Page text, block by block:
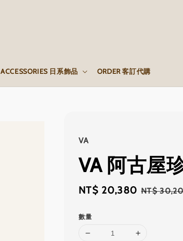
ACCESSORIES 日系飾品 ORDER 客訂代購
VA
VA 阿古屋
Sale
NT$ 20,380 Regular
NT$
數量